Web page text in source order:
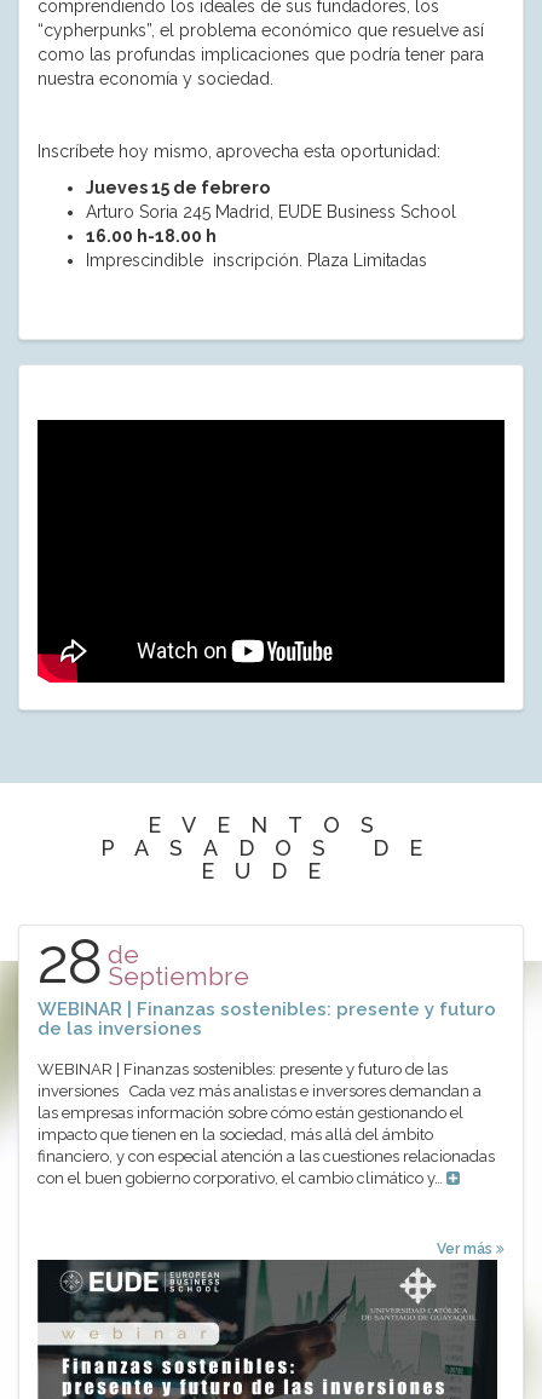
comprendiendo los ideales de sus fundadores, los
“cypherpunks”, el problema económico que resuelve así
como las profundas implicaciones que podría tener para
nuestra economía y sociedad.
Inscríbete hoy mismo, aprovecha esta oportunidad:
Jueves 15 de febrero
Arturo Soria 245 Madrid, EUDE Business School
16.00 h-18.00 h
Imprescindible inscripción. Plaza Limitadas
EVENTOS
PASADOS DE
EUDE
28 de
Septiembre
WEBINAR | Finanzas sostenibles: presente y futuro
de las inversiones
WEBINAR | Finanzas sostenibles: presente y futuro de las
inversiones Cada vez más analistas e inversores demandan a
las empresas información sobre cómo están gestionando el
impacto que tienen en la sociedad, más allá del ámbito
financiero, y con especial atención a las cuestiones relacionadas
con el buen gobierno corporativo, el cambio climático y…
Ver más